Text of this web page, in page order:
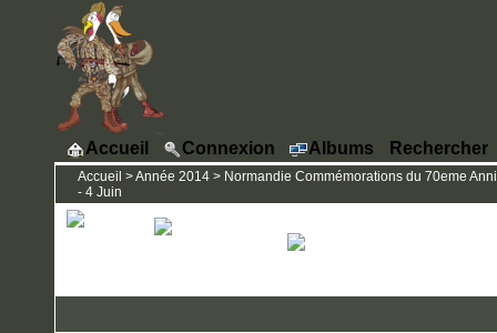
Accueil Connexion Albums Rechercher
Accueil >Année 2014 > Normandie Commémorations du 70eme
- 4 Juin